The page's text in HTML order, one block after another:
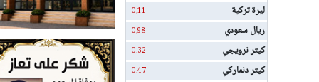
ليرة تركية 0.11
ريال سعودي 0.98
كيتر نرويجي 0.32
كيتر دنماركي 0.47